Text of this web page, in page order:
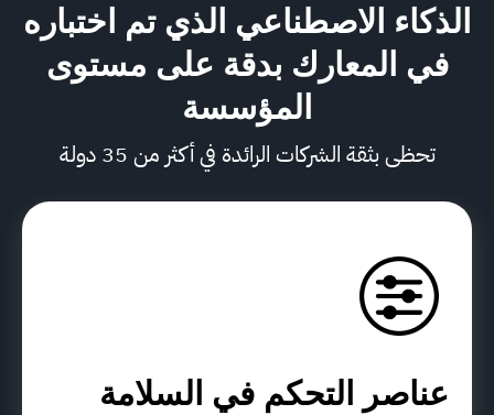
الذكاء الاصطناعي الذي تم اختباره
في المعارك بدقة على مستوى
المؤسسة
تحظى بثقة الشركات الرائدة في أكثر من 35 دولة
عناصر التحكم في السلامة